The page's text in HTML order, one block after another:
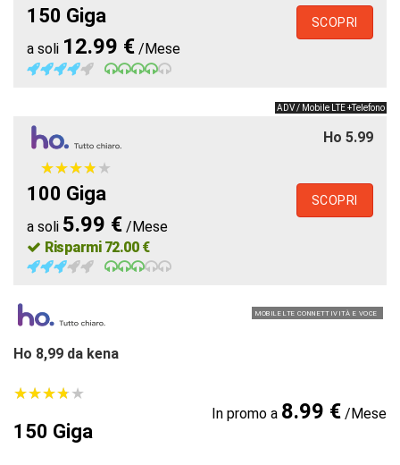
150 Giga
a soli 12.99 € /Mese
SCOPRI
ADV / Mobile LTE +Telefono
Ho 5.99
★★★★★
★★★★★
100 Giga
a soli 5.99 € /Mese
Risparmi 72.00 €
SCOPRI
MOBILE LTE CONNETTIVITÀ E VOCE
Ho 8,99 da kena
★★★★★
★★★★★
150 Giga
In promo a 8.99 €/Mese